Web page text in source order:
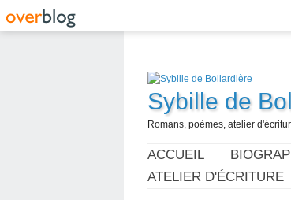
Sybille de
Romans, poèmes, atelier
ACCUEIL
ATELIER D'ÉCRITURE